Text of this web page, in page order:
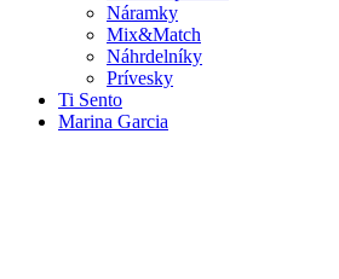
Náramky
Mix&Match
Náhrdelníky
Prívesky
Ti Sento
Marina Garcia